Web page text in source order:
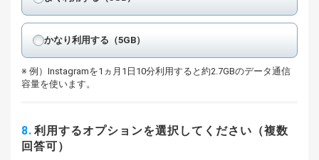
かなり利用する（5GB）
例）Instagramを1ヵ月1日10分利用すると約2.7GBのデータ通信
容量を使います。
8. 利用するオプションを選択してください（複数
回答可）